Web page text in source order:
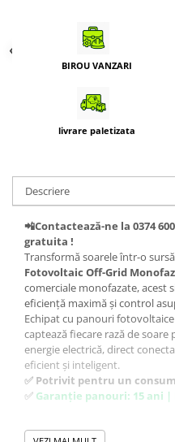
BIROU VANZARI
livrare paletizata
Descriere
📲Contactează-ne la 0374
gratuita !
Transformă soarele într-o
Fotovoltaic Off-Grid
comerciale monofazate, acest
eficiență maximă și control
Echipat cu panouri
captează fiecare rază de
energie electrică, direct
eficient și inteligent.
✅ Potrivit pentru un consum
✅ Garanție panouri: 15 ani